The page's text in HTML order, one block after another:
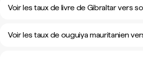
Voir les taux de livre de Gibraltar vers
Voir les taux de ouguiya mauritanien